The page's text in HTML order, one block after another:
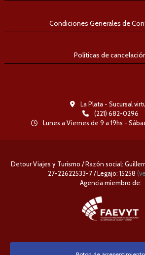
Condiciones Generales de
Políticas de
La Plata - Sucursal
(221) 682-0296
Lunes a Viernes de 9 a 19hs -
Detour Viajes y Turismo / Razón social:
27-22622533-7 / Legajo: 15258
Agencia miembro de: